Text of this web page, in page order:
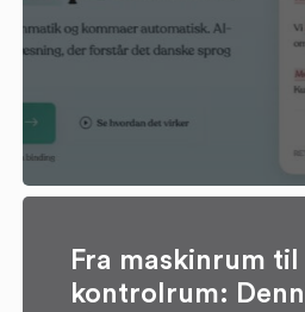
Fra maskinrum til
kontrolrum: